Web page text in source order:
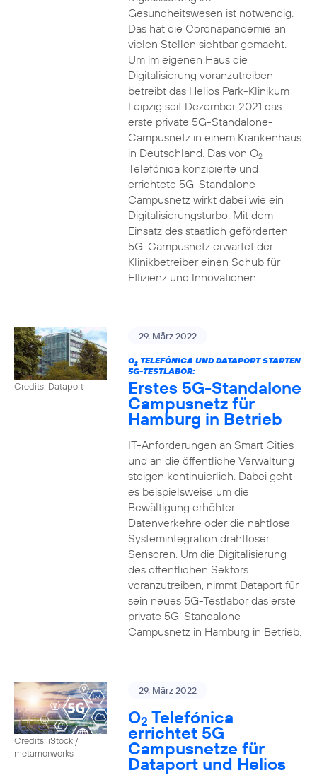
Gesundheitswesen ist notwendig.
Das hat die Coronapandemie an
vielen Stellen sichtbar gemacht.
Um im eigenen Haus die
Digitalisierung voranzutreiben
betreibt das Helios Park-Klinikum
Leipzig seit Dezember 2021 das
erste private 5G-Standalone-
Campusnetz in einem Krankenhaus
in Deutschland. Das von O2
Telefónica konzipierte und
errichtete 5G-Standalone
Campusnetz wirkt dabei wie ein
Digitalisierungsturbo. Mit dem
Einsatz des staatlich geförderten
5G-Campusnetz erwartet der
Klinikbetreiber einen Schub für
Effizienz und Innovationen.
Credits: Dataport
29. März 2022
O2TELEFÓNICA UND DATAPORT STARTEN
5G-TESTLABOR:
Erstes 5G-Standalone
Campusnetz für
Hamburg in Betrieb
IT-Anforderungen an Smart Cities
und an die öffentliche Verwaltung
steigen kontinuierlich. Dabei geht
es beispielsweise um die
Bewältigung erhöhter
Datenverkehre oder die nahtlose
Systemintegration drahtloser
Sensoren. Um die Digitalisierung
des öffentlichen Sektors
voranzutreiben, nimmt Dataport für
sein neues 5G-Testlabor das erste
private 5G-Standalone-
Campusnetz in Hamburg in Betrieb.
Credits: iStock /
metamorworks
29. März 2022
O2 Telefónica
errichtet 5G
Campusnetze für
Dataport und Helios